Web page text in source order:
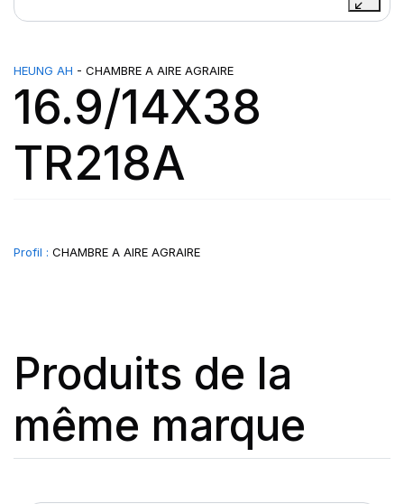
HEUNG AH - CHAMBRE A AIRE AGRAIRE
16.9/14X38
TR218A
Profil : CHAMBRE A AIRE AGRAIRE
Produits de la
même marque